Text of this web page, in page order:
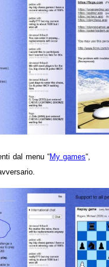
dal menu “My games“,